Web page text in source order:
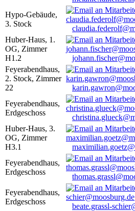
Hypo-Gebäude,
3. Stock
Huber-Haus, 1.
OG, Zimmer
H1.2
Feyerabendhaus,
2. Stock, Zimmer
22
Feyerabendhaus,
Erdgeschoss
Huber-Haus, 3.
OG, Zimmer
H3.1
Feyerabendhaus,
Erdgeschoss
Feyerabendhaus,
Erdgeschoss
beate.grassl-